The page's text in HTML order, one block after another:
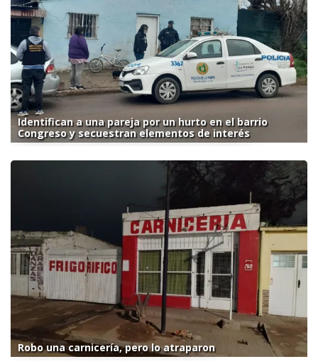
Identifican a una pareja por un hurto en el barrio
Congreso y secuestran elementos de interés
Robo una carnicería, pero lo atraparon